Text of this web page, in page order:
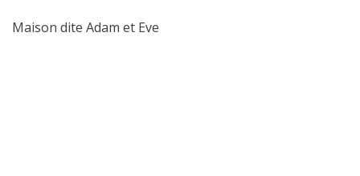
Maison dite Adam et Eve